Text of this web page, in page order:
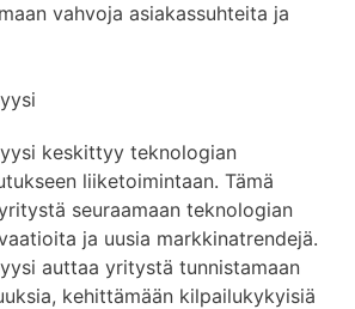
vahvoja asiakassuhteita ja
keskittyy teknologian
liiketoimintaan. Tämä
seuraamaan teknologian
ja uusia markkinatrendejä.
auttaa yritystä tunnistamaan
kehittämään kilpailukykyisiä